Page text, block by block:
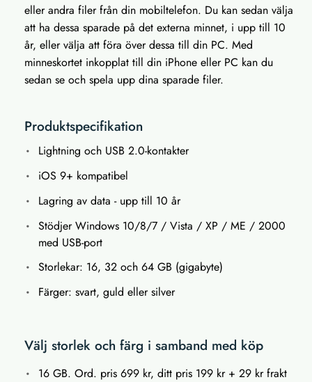
eller andra filer från din mobiltelefon. Du kan sedan välja
att ha dessa sparade på det externa minnet, i upp till 10
år, eller välja att föra över dessa till din PC. Med
minneskortet inkopplat till din iPhone eller PC kan du
sedan se och spela upp dina sparade filer.
Produktspecifikation
Lightning och USB 2.0-kontakter
iOS 9+ kompatibel
Lagring av data - upp till 10 år
Stödjer Windows 10/8/7 / Vista / XP / ME / 2000
med USB-port
Storlekar: 16, 32 och 64 GB (gigabyte)
Färger: svart, guld eller silver
Välj storlek och färg i samband med köp
16 GB. Ord. pris 699 kr, ditt pris 199 kr + 29 kr frakt